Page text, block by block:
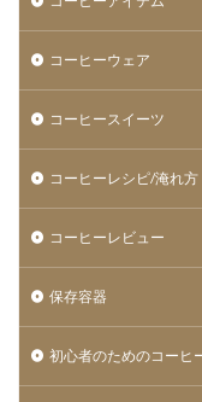
コーヒーウェア
コーヒースイーツ
コーヒーレシピ/淹れ方
コーヒーレビュー
保存容器
初心者のためのコーヒ